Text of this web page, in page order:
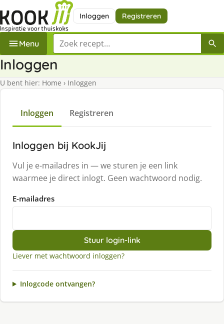
Inloggen Registreren
Menu Zoek een recept
Inloggen
U bent hier: Home › Inloggen
Inloggen Registreren
Inloggen bij KookJij
Vul je e-mailadres in — we sturen je een link
waarmee je direct inlogt. Geen wachtwoord nodig.
E-mailadres
Stuur login-link
Liever met wachtwoord inloggen?
Inlogcode ontvangen?